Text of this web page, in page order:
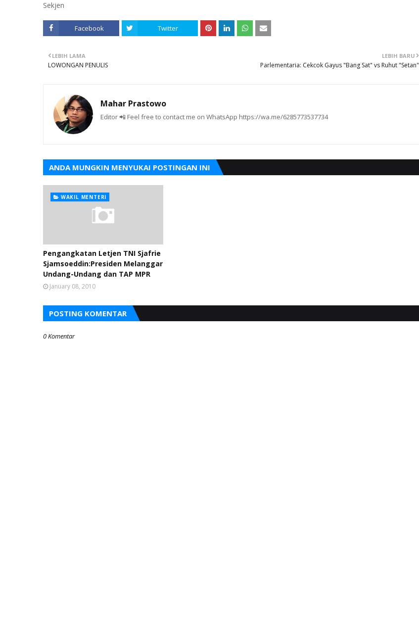
Sekjen
Facebook Twitter
LEBIH BARU
Parlementaria: Cekcok Gayus "Bang Sat" vs Ruhut "Setan"
LEBIH LAMA
LOWONGAN PENULIS
Mahar Prastowo
Editor 📲 Feel free to contact me on WhatsApp https://wa.me/6285773537734
ANDA MUNGKIN MENYUKAI POSTINGAN INI
WAKIL MENTERI
Pengangkatan Letjen TNI Sjafrie
Sjamsoeddin:Presiden Melanggar
Undang-Undang dan TAP MPR
January 08, 2010
POSTING KOMENTAR
0 Komentar